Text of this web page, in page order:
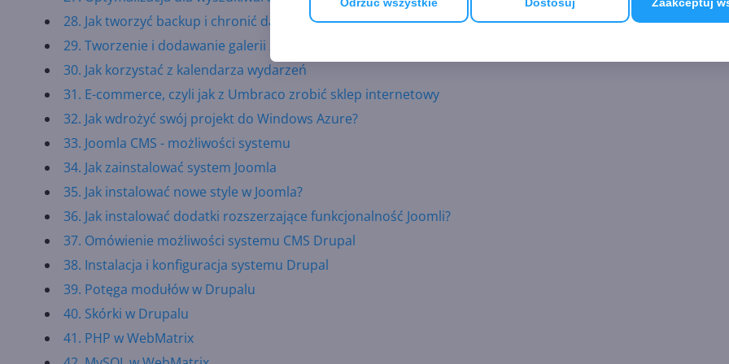
28. Jak tworzyć backup i chronić dane przed utratą
29. Tworzenie i dodawanie galerii zdjęć na stronie
30. Jak korzystać z kalendarza wydarzeń
31. E-commerce, czyli jak z Umbraco zrobić sklep internetowy
32. Jak wdrożyć swój projekt do Windows Azure?
33. Joomla CMS - możliwości systemu
34. Jak zainstalować system Joomla
35. Jak instalować nowe style w Joomla?
36. Jak instalować dodatki rozszerzające funkcjonalność Joomli?
37. Omówienie możliwości systemu CMS Drupal
38. Instalacja i konfiguracja systemu Drupal
39. Potęga modułów w Drupalu
40. Skórki w Drupalu
41. PHP w WebMatrix